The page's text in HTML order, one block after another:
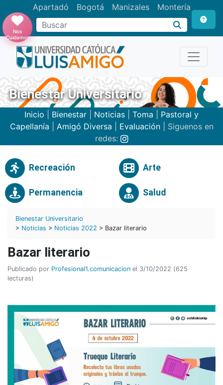
Apartadó Bogotá Manizales Montería
Buscar
Nos
Cuidamos
Bienestar Universitario
Inicio Bienestar Noticias Toma
Pastoral y
Capellanía
Amigó Diversa Evaluación| Siguenos en
redes:
Recreación Arte
Permanencia Salud
Bienestar Universitario
> Noticias > Noticias 2022 > Bazar literario
Bazar literario
Publicado por Profesional1.comunicacion el 3/10/2022 (625
lecturas)